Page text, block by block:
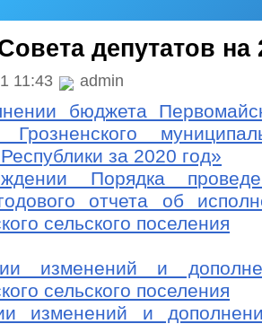
депутатов на
11:43 admin
бюджета
Грозненского
за 2020 год»
Порядка
отчета об
сельского поселения
изменений и
сельского поселения
изменений и